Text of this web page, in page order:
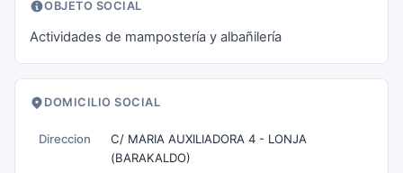
OBJETO SOCIAL
Actividades de mampostería y albañilería
DOMICILIO SOCIAL
Direccion
C/ MARIA AUXILIADORA 4 - LONJA
(BARAKALDO)